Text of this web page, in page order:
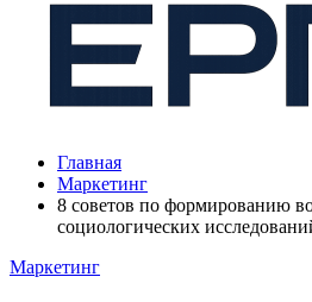
Главная
Маркетинг
8 советов по формированию
социологических
Маркетинг